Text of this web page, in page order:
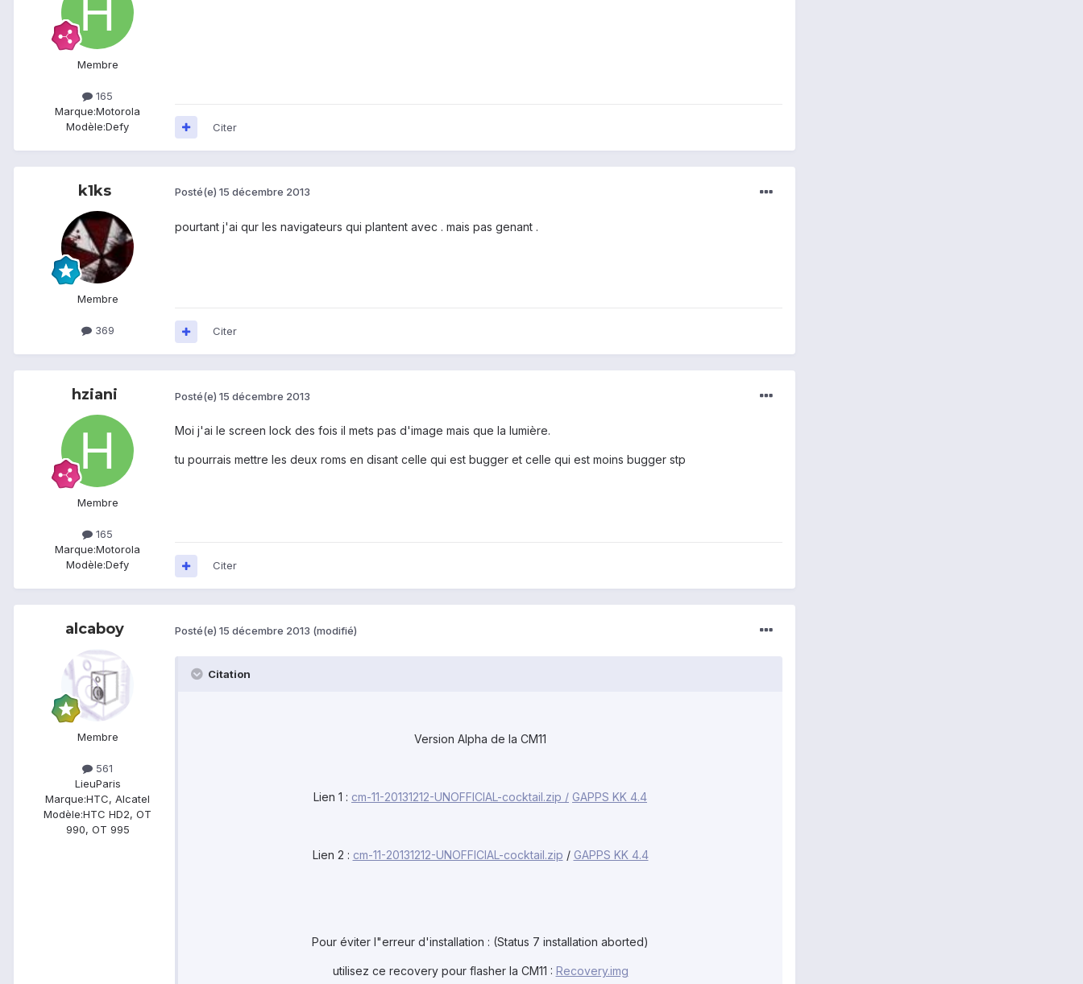
Membre
165
Marque:Motorola
Modèle:Defy Citer
k1ks
Membre
369
Posté(e) 15 décembre 2013
pourtant j'ai qur les navigateurs qui plantent avec . mais pas genant .
Citer
hziani
Membre
165
Marque:Motorola
Modèle:Defy
Posté(e) 15 décembre 2013
Moi j'ai le screen lock des fois il mets pas d'image mais que la lumière.
tu pourrais mettre les deux roms en disant celle qui est bugger et celle qui est moins bugger stp
Citer
alcaboy
Membre
561
LieuParis
Marque:HTC, Alcatel
Modèle:HTC HD2, OT
990, OT 995
Posté(e) 15 décembre 2013 (modifié)
Citation
Version Alpha de la CM11
Lien 1 : cm-11-20131212-UNOFFICIAL-cocktail.zip / GAPPS KK 4.4
Lien 2 : cm-11-20131212-UNOFFICIAL-cocktail.zip / GAPPS KK 4.4
Pour éviter l"erreur d'installation : (Status 7 installation aborted)
utilisez ce recovery pour flasher la CM11 : Recovery.img